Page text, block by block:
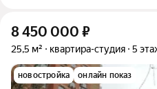
8 450 000 ₽
25,5 м² квартира-студия 5
новостройка онлайн показ